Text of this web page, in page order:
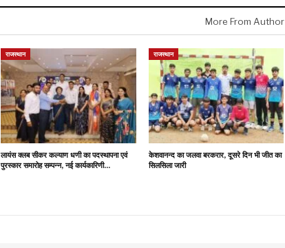
More From Author
राजस्थान
लायंस क्लब सीकर कल्याण धणी का पदस्थापना एवं
पुरस्कार समारोह सम्पन्न, नई कार्यकारिणी…
राजस्थान
केशवानन्द का जलवा बरकरार, दूसरे दिन भी जीत का
सिलसिला जारी